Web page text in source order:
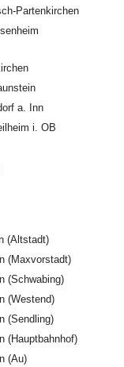
Partenkirchen
a. Inn
i. OB
(Altstadt)
(Maxvorstadt)
(Schwabing)
(Westend)
(Sendling)
(Hauptbahnhof)
(Au)